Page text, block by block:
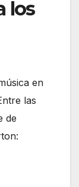
los
en
las
de